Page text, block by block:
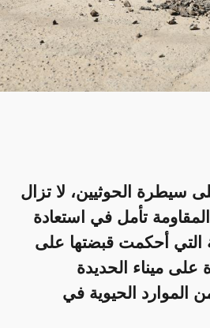
سيطرة الحوثيين، لا تزال
تأمل في استعادة
التي أحكمت قبضتها على
على ميناء الحديدة
الموارد الحيوية في